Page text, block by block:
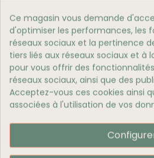
efficaces.
Pourquoi Privilégier
Balneadog se consacre à offrir
allient plaisir, qualité et
proposés sur leur boutique en
soigneusement sélectionnés
besoins spécifiques de votre
l’occuper, renforcer sa
Ce magasin vous demande
d'optimiser les performances, les
réseaux sociaux et la pertinence
tiers liés aux réseaux sociaux et à
pour vous offrir des
réseaux sociaux, ainsi que des
Acceptez-vous ces cookies ainsi
associées à l'utilisation de vos